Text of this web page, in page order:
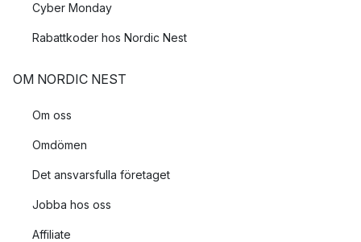
Cyber Monday
Rabattkoder hos Nordic Nest
OM NORDIC NEST
Om oss
Omdömen
Det ansvarsfulla företaget
Jobba hos oss
Affiliate